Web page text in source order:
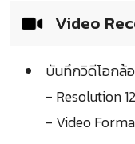
Video
บันทึกวิดีโอกล้
- Resolution
- Video